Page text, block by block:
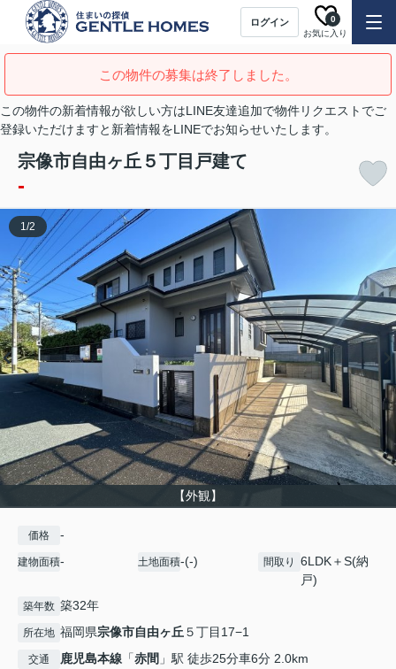
ログイン
お気に入り
0
この物件の募集は終了しました。
この物件の新着情報が欲しい方はLINE友達追加で物件リクエストでご
登録いただけますと新着情報をLINEでお知らせいたします。
宗像市自由ヶ丘５丁目戸建て
-
【外観】
1/2
価格 -
建物面積- 土地面積-(-) 間取り
6LDK＋S(納
戸)
築年数 築32年
所在地 福岡県宗像市自由ヶ丘５丁目17−1
交通 鹿児島本線 「赤間 」駅 徒歩25分車6分 2.0km